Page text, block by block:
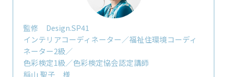
監修 Design.SP41
インテリアコーディネーター／福祉住環境コーディ
ネーター2級／
色彩検定1級／色彩検定協会認定講師
稲山 聖子 様